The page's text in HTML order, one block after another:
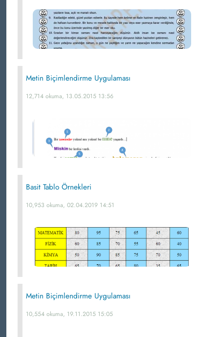
Metin Biçimlendirme Uygulaması
12,714 okuma, 13.05.2015 13:56
Basit Tablo Örnekleri
10,953 okuma, 02.04.2019 14:51
Metin Biçimlendirme Uygulaması
10,554 okuma, 19.11.2015 15:05